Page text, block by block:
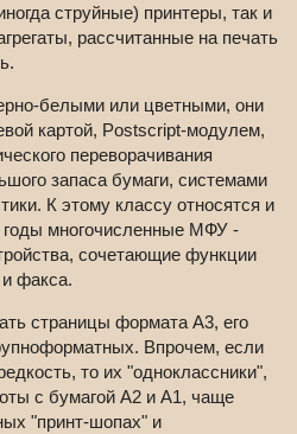
струйные) принтеры, так и
рассчитанные на печать
белыми или цветными, они
картой, Postscript-модулем,
переворачивания
запаса бумаги, системами
К этому классу относятся и
многочисленные МФУ -
сочетающие функции
и факса.
страницы формата А3, его
Впрочем, если
то их "одноклассники",
с бумагой А2 и А1, чаще
"принт-шопах" и